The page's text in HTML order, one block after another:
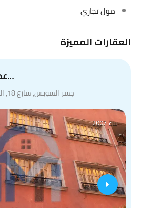
مول تجاري
العقارات المميزة
عمارة للبيع في جسر…
جسر السويس, شارع 18, القاهرة, 11773, مصر
بناء 2007